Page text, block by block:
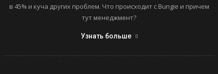
в 45% и куча других проблем. Что происходит с Bungie и причем
тут менеджмент?
Узнать больше